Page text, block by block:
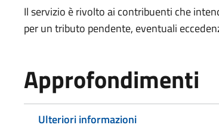
Il servizio è rivolto ai contribuenti che
per un tributo pendente, eventuali
Approfondimenti
Ulteriori informazioni